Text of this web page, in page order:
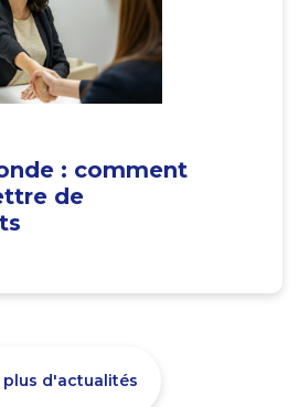
: comment
de
plus d'actualités